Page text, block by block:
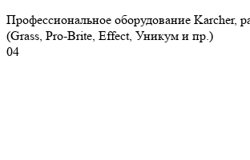
Профессиональное оборудование Karcher,
(Grass, Pro-Brite, Effect, Уникум и пр.)
04